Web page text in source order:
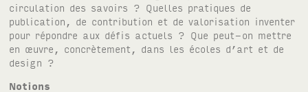
circulation des savoirs ? Quelles pratiques de
publication, de contribution et de valorisation inventer
pour répondre aux défis actuels ? Que peut-on mettre
en œuvre, concrètement, dans les écoles d’art et de
design ?
Notions